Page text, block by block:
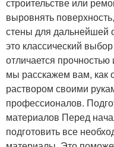
выровнять
стены для дальнейшей
это классический
отличается прочностью
мы расскажем вам, как
раствором своими
профессионалов.
материалов Перед
подготовить все